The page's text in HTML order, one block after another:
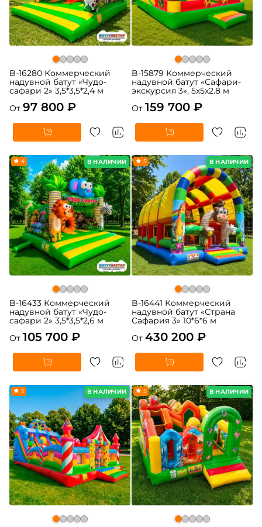
B-16280 Коммерческий
надувной батут «Чудо-
сафари 2» 3,5*3,5*2,4 м
От 97 800 ₽
B-15879 Коммерческий
надувной батут «Сафари-
экскурсия 3», 5x5x2.8 м
От 159 700 ₽
В НАЛИЧИИ
4
B-16433 Коммерческий
надувной батут «Чудо-
сафари 2» 3,5*3,5*2,6 м
От 105 700 ₽
В НАЛИЧИИ
5
B-16441 Коммерческий
надувной батут «Страна
Сафария 3» 10*6*6 м
От 430 200 ₽
В НАЛИЧИИ
5 В НАЛИЧИИ
5